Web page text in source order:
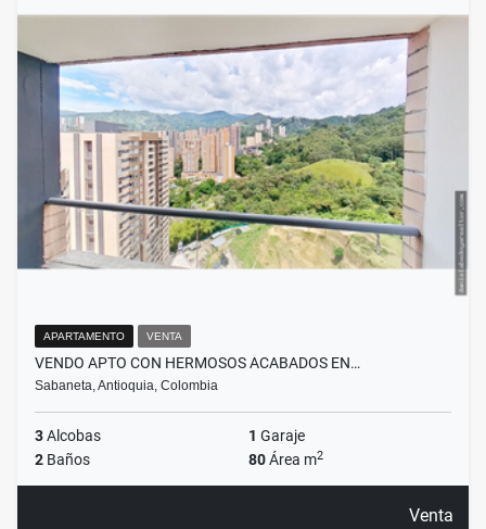
APARTAMENTO VENTA
VENDO APTO CON HERMOSOS ACABADOS EN…
Sabaneta, Antioquia, Colombia
3Alcobas 1 Garaje
2 Baños 80Área m2
Venta